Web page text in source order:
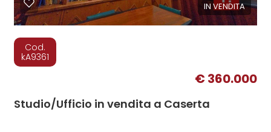
IN VENDITA
Cod.
kA9361
€ 360.000
Studio/Ufficio in vendita a Caserta